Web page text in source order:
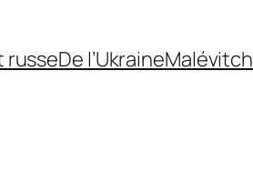
russeDe l’UkraineMalévitch